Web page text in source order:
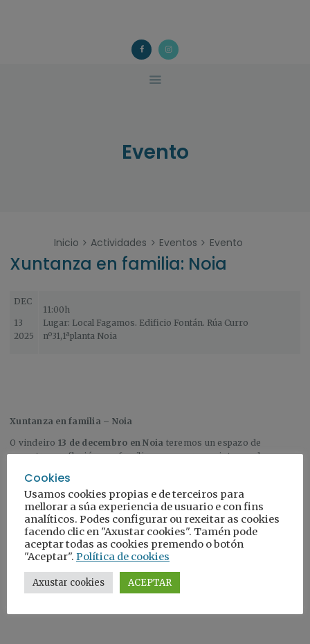
Evento
Inicio Actividades Eventos Evento
ACOUGO
Asociación galega de familias de acollida
QUÉ FACEMOS?
ACTIVIDADES
Xuntanza en familia: Noia
DEC
13
2025
11:00h
Lugar: Local Fagamos. Edificio Fontán. Rúa Curro
nº31,1ªplanta Noia
Xuntanza en familia – Noia
O vindeiro 13 de decembro en Noia teremos un espazo de
encontro e reflexión con familias e con persoas interesadas no
Un lugar para compartir experiencias, escoitarnos, aprender
xuntas e seguir construíndo comunidade arredor do coidado e da
protección da infancia.
Se che interesa o acollimento, se estás valorándoo ou se
simplemente queres coñecer máis… este espazo é para ti.
Datas:
13/12/2025.- Local Fagamos. Edificio Fontán. Rúa Curro
Cookies
Usamos cookies propias e de terceiros para
mellorar a súa experiencia de usuario e con fins
analíticos. Podes configurar ou rexeitar as cookies
facendo clic en "Axustar cookies". Tamén pode
aceptar todas as cookies premendo o botón
"Aceptar". Política de cookies
Axustar cookies ACEPTAR